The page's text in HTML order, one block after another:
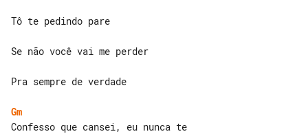
Tô te pedindo pare
Se não você vai me perder
Pra sempre de verdade
Gm
Confesso que cansei, eu nunca te